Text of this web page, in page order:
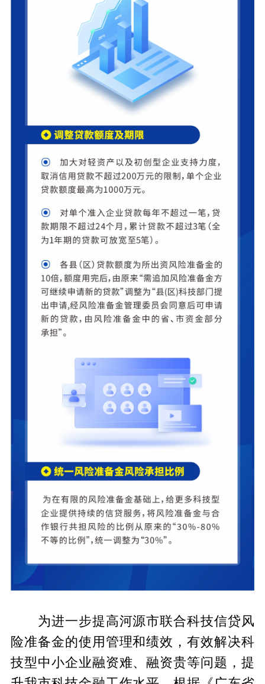
为进一步提高河源市联合科技信贷风
险准备金的使用管理和绩效，有效解决科
技型中小企业融资难、融资贵等问题，提